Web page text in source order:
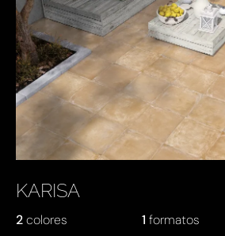
KARISA
2colores 1 formatos